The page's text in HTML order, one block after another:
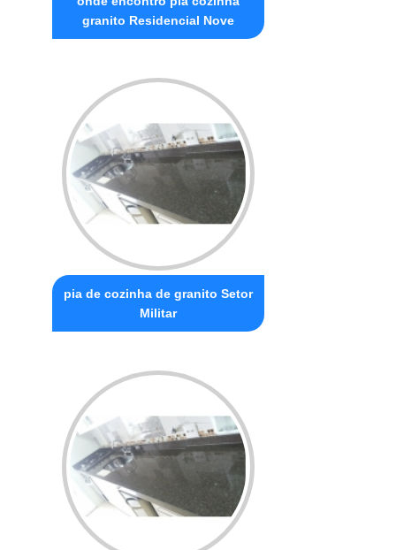
granito Residencial Nove
pia de cozinha de granito Setor
Militar